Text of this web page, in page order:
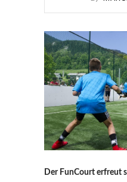
Der FunCourt erfreut